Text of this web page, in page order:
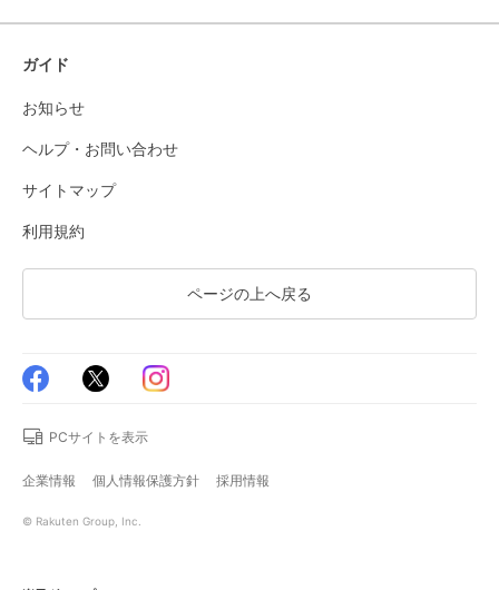
ガイド
お知らせ
ヘルプ・お問い合わせ
サイトマップ
利用規約
ページの上へ戻る
PCサイトを表示
企業情報 個人情報保護方針 採用情報
© Rakuten Group, Inc.